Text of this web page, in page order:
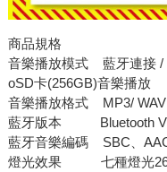
商品規格
音樂播放模式 藍牙連接 /
oSD卡(256GB)音樂播放
音樂播放格式 MP3/ WAV
藍牙版本 Bluetooth
藍牙音樂編碼 SBC、
燈光效果 七種燈光26